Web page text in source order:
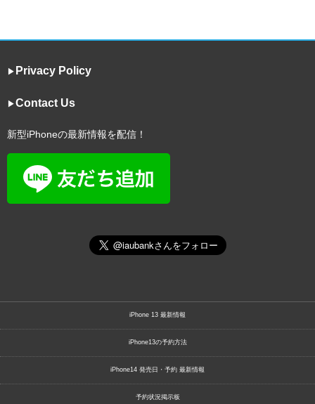
▶︎ Privacy Policy
▶︎Contact Us
新型iPhoneの最新情報を配信！
iPhone 13 最新情報
iPhone13の予約方法
iPhone14 発売日・予約 最新情報
予約状況掲示板